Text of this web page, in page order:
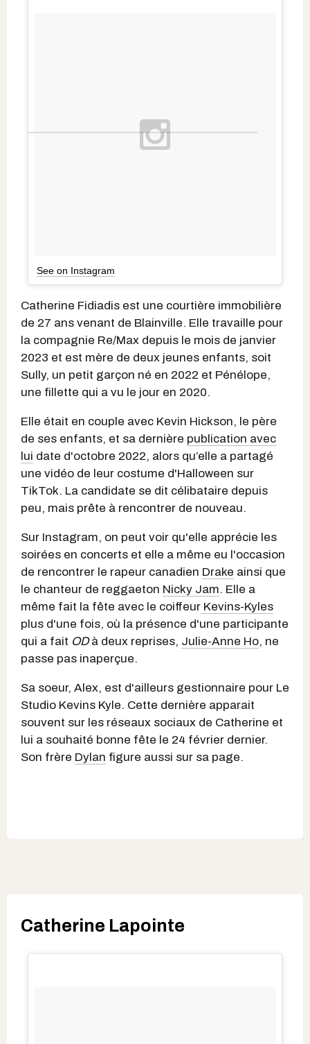
See on Instagram
Catherine Fidiadis est une courtière immobilière
de 27 ans venant de Blainville. Elle travaille pour
la compagnie Re/Max depuis le mois de janvier
2023 et est mère de deux jeunes enfants, soit
Sully, un petit garçon né en 2022 et Pénélope,
une fillette qui a vu le jour en 2020.
Elle était en couple avec Kevin Hickson, le père
de ses enfants, et sa dernière publication avec
lui date d'octobre 2022, alors qu’elle a partagé
une vidéo de leur costume d'Halloween sur
TikTok. La candidate se dit célibataire depuis
peu, mais prête à rencontrer de nouveau.
Sur Instagram, on peut voir qu'elle apprécie les
soirées en concerts et elle a même eu l'occasion
de rencontrer le rapeur canadien Drake ainsi que
le chanteur de reggaeton Nicky Jam. Elle a
même fait la fête avec le coiffeur Kevins-Kyles
plus d'une fois, où la présence d'une participante
qui a fait ODà deux reprises, Julie-Anne Ho, ne
passe pas inaperçue.
Sa soeur, Alex, est d'ailleurs gestionnaire pour Le
Studio Kevins Kyle. Cette dernière apparait
souvent sur les réseaux sociaux de Catherine et
lui a souhaité bonne fête le 24 février dernier.
Son frère Dylan figure aussi sur sa page.
Catherine Lapointe